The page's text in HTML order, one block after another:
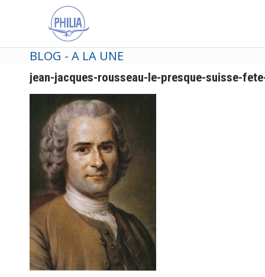
BLOG - A LA UNE
jean-jacques-rousseau-le-presque-suisse-